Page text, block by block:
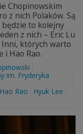
Chopinowskim
z nich Polaków. Są
to kolejny
z nich – Eric Lu
których warto
i Hao Rao.
im. Fryderyka
Hao Rao
Hyuk Lee